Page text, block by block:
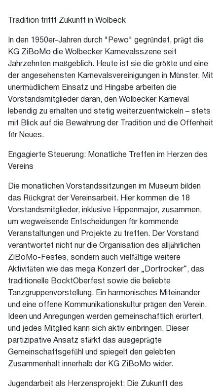
Tradition trifft Zukunft in Wolbeck
In den 1950er-Jahren durch "Pewo" gegründet, prägt die
KG ZiBoMo die Wolbecker Karnevalsszene seit
Jahrzehnten maßgeblich. Heute ist sie die größte und eine
der angesehensten Karnevalsvereinigungen in Münster. Mit
unermüdlichem Einsatz und Hingabe arbeiten die
Vorstandsmitglieder daran, den Wolbecker Karneval
lebendig zu erhalten und stetig weiterzuentwickeln – stets
mit Blick auf die Bewahrung der Tradition und die Offenheit
für Neues.
Engagierte Steuerung: Monatliche Treffen im Herzen des
Vereins
Die monatlichen Vorstandssitzungen im Museum bilden
das Rückgrat der Vereinsarbeit. Hier kommen die 18
Vorstandsmitglieder, inklusive Hippenmajor, zusammen,
um wegweisende Entscheidungen für kommende
Veranstaltungen und Projekte zu treffen. Der Vorstand
verantwortet nicht nur die Organisation des alljährlichen
ZiBoMo-Festes, sondern auch vielfältige weitere
Aktivitäten wie das mega Konzert der „Dorfrocker“, das
traditionelle BocktOberfest sowie die beliebte
Tanzgruppenvorstellung. Ein harmonisches Miteinander
und eine offene Kommunikationskultur prägen den Verein.
Ideen und Anregungen werden gemeinschaftlich erörtert,
und jedes Mitglied kann sich aktiv einbringen. Dieser
partizipative Ansatz stärkt das ausgeprägte
Gemeinschaftsgefühl und spiegelt den gelebten
Zusammenhalt innerhalb der KG ZiBoMo wider.
Jugendarbeit als Herzensprojekt: Die Zukunft des